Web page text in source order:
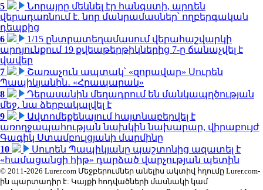
5
Նորայրը մեկնել էր հանգստի, արդեն
վերադառնում է. նոր մանրամասներ՝ ողբերգական
դեպքից
6
1/15 ընտրատեղամասում վերահաշվարկի
արդյունքում 19 քվեաթերթիկներից 7-ը ճանաչվել է
վավեր
7
Շառաչուն ապտակ՝ «զորավար» Սուրեն
Պապիկյանին․ «Հրապարակ»
8
Դերասանին մեղադրում են մանկապղծության
մեջ․ նա ձերբակալվել է
9
Ավտոմեքենայում հայտնաբերվել է
առողջապահության նախկին նախարար, վիրաբույժ
Գագիկ Ստամբուլցյանի մարմինը
10
Սուրեն Պապիկյանը պաշտոնից ազատել է
«համացանցի հիթ» դարձած վարչության պետին
© 2011-2026 Lurer.com Մեջբերումներ անելիս ակտիվ հղումը Lurer.com-
ին պարտադիր է: Կայքի հոդվածների մասնակի կամ